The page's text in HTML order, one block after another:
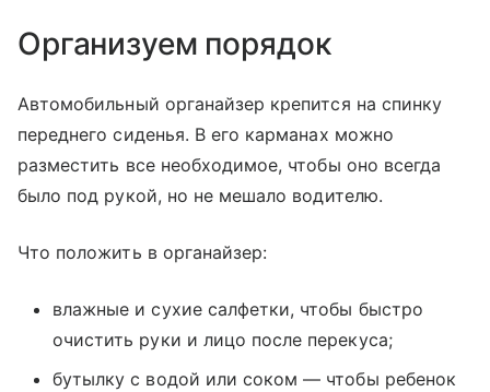
Организуем порядок
Автомобильный органайзер крепится на спинку
переднего сиденья. В его карманах можно
разместить все необходимое, чтобы оно всегда
было под рукой, но не мешало водителю.
Что положить в органайзер:
влажные и сухие салфетки, чтобы быстро
очистить руки и лицо после перекуса;
бутылку с водой или соком — чтобы ребенок